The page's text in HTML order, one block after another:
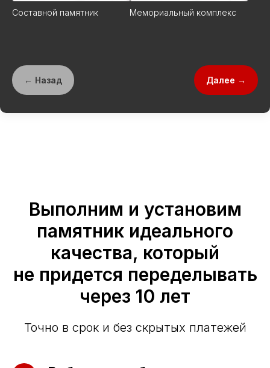
Составной памятник Мемориальный комплекс
← Назад Далее →
Выполним и установим
памятник идеального
качества, который
не придется переделывать
через 10 лет
Точно в срок и без скрытых платежей